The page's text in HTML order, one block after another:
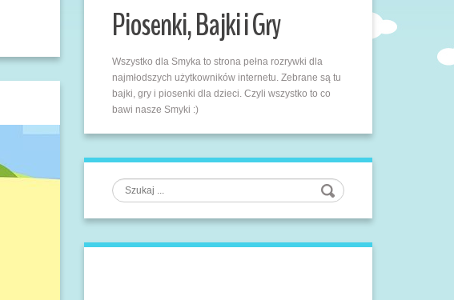
Piosenki, Bajki i Gry
Wszystko dla Smyka to strona pełna rozrywki dla
najmłodszych użytkowników internetu. Zebrane są tu
bajki, gry i piosenki dla dzieci. Czyli wszystko to co
bawi nasze Smyki :)
Szukaj